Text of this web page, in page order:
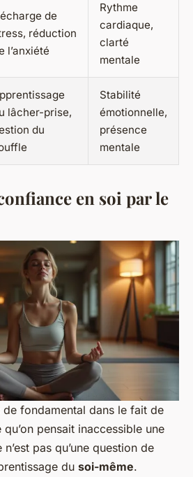
de
réduction
l’anxiété
Rythme
cardiaque,
clarté
mentale
lâcher-prise,
du
Stabilité
émotionnelle,
présence
mentale
en soi par le
fondamental dans le fait de
pensait inaccessible une
pas qu’une question de
du soi-même.